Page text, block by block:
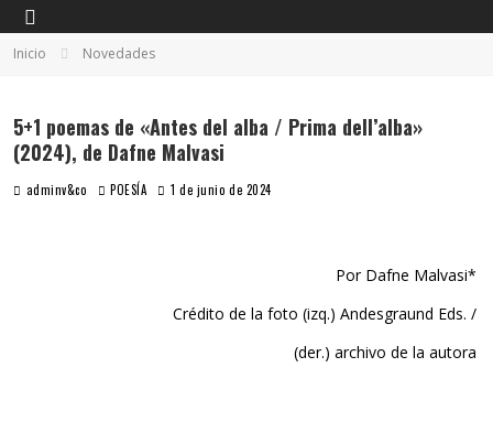
Inicio Novedades
5+1 poemas de «Antes del alba / Prima dell’alba»
(2024), de Dafne Malvasi
adminv&co POESÍA 1 de junio de 2024
Por Dafne Malvasi*
Crédito de la foto (izq.) Andesgraund Eds. /
(der.) archivo de la autora